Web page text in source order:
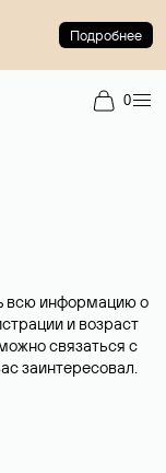
Подробнее
0
всю информацию о
и возраст
связаться с
заинтересовал.